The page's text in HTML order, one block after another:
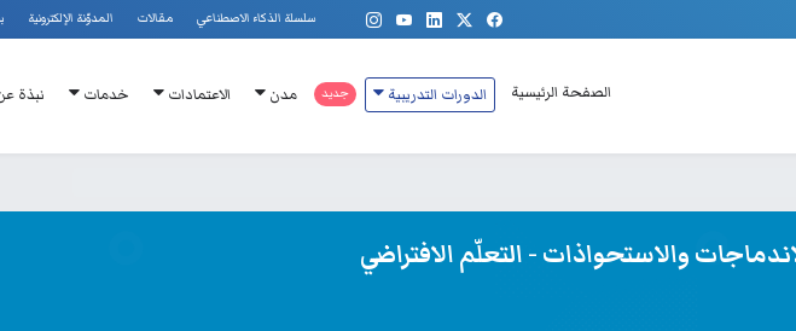
سلسلة الذكاء الاصطناعي مقالات المدوّنة الإلكترونية
الصفحة الرئيسية الدورات التدريبية جديد مدن الاعتمادات خدمات نبذة
والاستحواذات - التعلّم الافتراضي